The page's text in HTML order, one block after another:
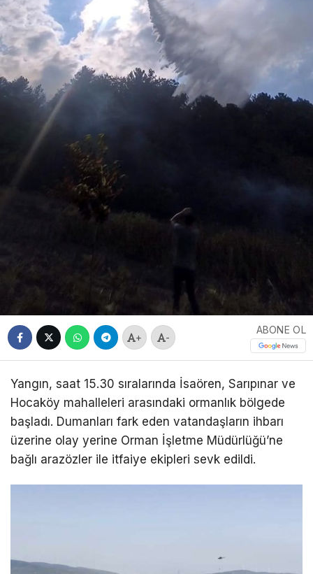
+ -
ABONE OL
Yangın, saat 15.30 sıralarında İsaören, Sarıpınar ve
Hocaköy mahalleleri arasındaki ormanlık bölgede
başladı. Dumanları fark eden vatandaşların ihbarı
üzerine olay yerine Orman İşletme Müdürlüğü’ne
bağlı arazözler ile itfaiye ekipleri sevk edildi.